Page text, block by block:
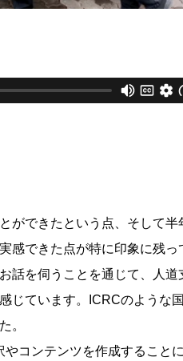
ができたという点、そして
感できた点が特に印象に残っ
話を伺うことを通じて、人
じています。ICRCのような
。
コンテンツを作成すること